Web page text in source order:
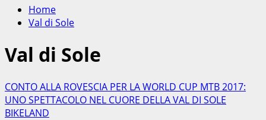
Home
Val di Sole
Val di Sole
CONTO ALLA ROVESCIA PER LA WORLD CUP MTB 2017:
UNO SPETTACOLO NEL CUORE DELLA VAL DI SOLE
BIKELAND